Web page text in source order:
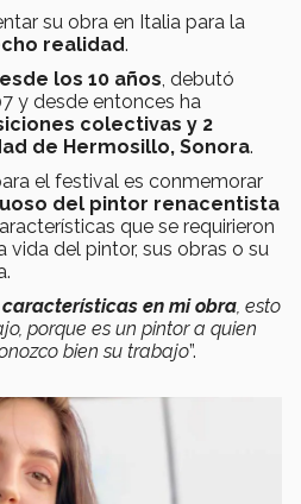
su obra en Italia para la
realidad.
los 10 años, debutó
y desde entonces ha
colectivas y 2
de Hermosillo, Sonora.
el festival es conmemorar
del pintor renacentista
que se requirieron
vida del pintor, sus obras o su
en mi obra, esto
porque es un pintor a quien
bien su trabajo”.